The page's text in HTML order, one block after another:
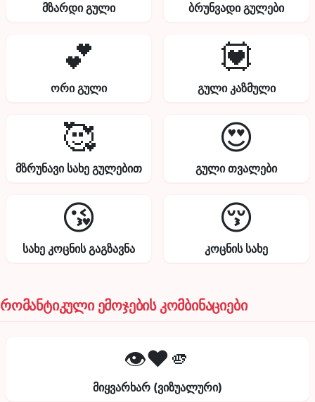
მზარდი გული ბრუნვადი გულები
💕
ორი გული
💟
გული კაზმული
🥰
მზრუნავი სახე გულებით
😍
გული თვალები
😘
სახე კოცნის გაგზავნა
😚
კოცნის სახე
რომანტიკული ემოჯების კომბინაციები
👁️❤️🫵
მიყვარხარ (ვიზუალური)